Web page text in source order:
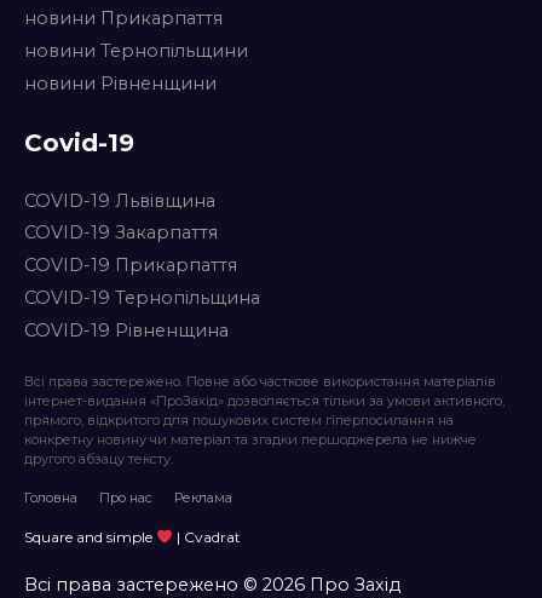
новини Прикарпаття
новини Тернопільщини
новини Рівненщини
Covid-19
COVID-19 Львівщина
COVID-19 Закарпаття
COVID-19 Прикарпаття
COVID-19 Тернопільщина
COVID-19 Рівненщина
Всі права застережено. Повне або часткове використання матеріалів
інтернет-видання «ПроЗахід» дозволяється тільки за умови активного,
прямого, відкритого для пошукових систем гіперпосилання на
конкретну новину чи матеріал та згадки першоджерела не нижче
другого абзацу тексту.
Головна Про нас Реклама
Square and simple | Cvadrat
Всі права застережено © 2026 Про Захід